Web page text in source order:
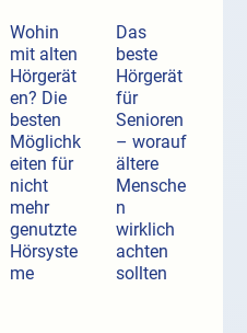
Wohin
mit alten
Hörgerät
en? Die
besten
Möglichk
eiten für
nicht
mehr
genutzte
Hörsyste
me
Das
beste
Hörgerät
für
Senioren
– worauf
ältere
Mensche
n
wirklich
achten
sollten